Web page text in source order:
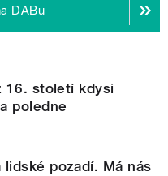
DABu
16. století kdysi
poledne
pozadí. Má nás